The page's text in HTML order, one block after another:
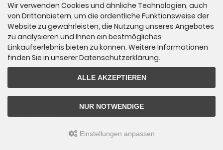
Informationen
Sitemap
Über uns
Vorteile von Kipping-Fossils
Wir verwenden Cookies und ähnliche Technologien, auch
von Drittanbietern, um die ordentliche Funktionsweise der
Website zu gewährleisten, die Nutzung unseres Angebotes
zu analysieren und Ihnen ein bestmögliches
Einkaufserlebnis bieten zu können. Weitere Informationen
finden Sie in unserer Datenschutzerklärung.
ALLE AKZEPTIEREN
NUR NOTWENDIGE
Einstellungen anpassen